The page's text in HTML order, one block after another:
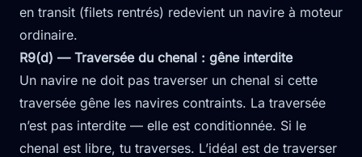
en transit (filets rentrés) redevient un navire à moteur
ordinaire.
R9(d) — Traversée du chenal : gêne interdite
Un navire ne doit pas traverser un chenal si cette
traversée gêne les navires contraints. La traversée
n’est pas interdite — elle est conditionnée. Si le
chenal est libre, tu traverses. L’idéal est de traverser